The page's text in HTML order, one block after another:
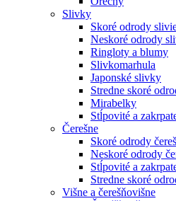
Slivky
Skoré odrody
Neskoré odrody
Ringloty a blumy
Slivkomarhula
Japonské slivky
Stredne skoré
Mirabelky
Stĺpovité a
Čerešne
Skoré odrody
Neskoré odrody
Stĺpovité a
Stredne skoré
Višne a čerešňovišne